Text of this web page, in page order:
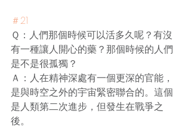
＃21
Ｑ：人們那個時候可以活多久呢？有沒
有一種讓人開心的藥？那個時候的人們
是不是很孤獨？
Ａ：人在精神深處有一個更深的官能，
是與時空之外的宇宙緊密聯合的。這個
是人類第二次進步，但發生在戰爭之
後。